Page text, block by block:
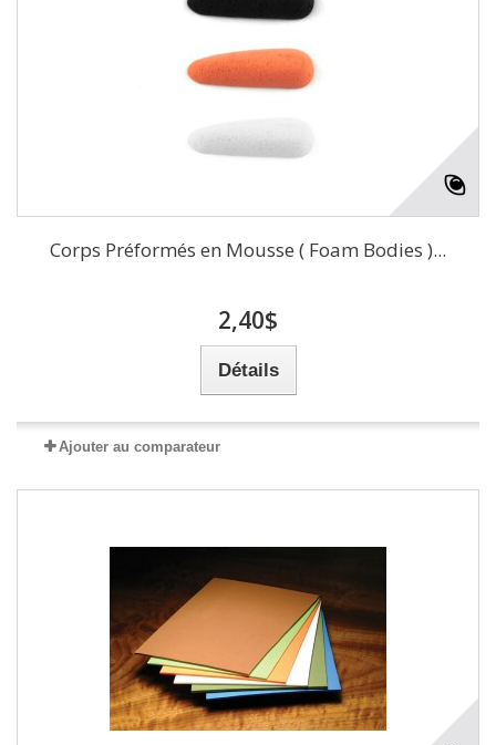
Corps Préformés en Mousse ( Foam Bodies )...
2,40$
Détails
Ajouter au comparateur